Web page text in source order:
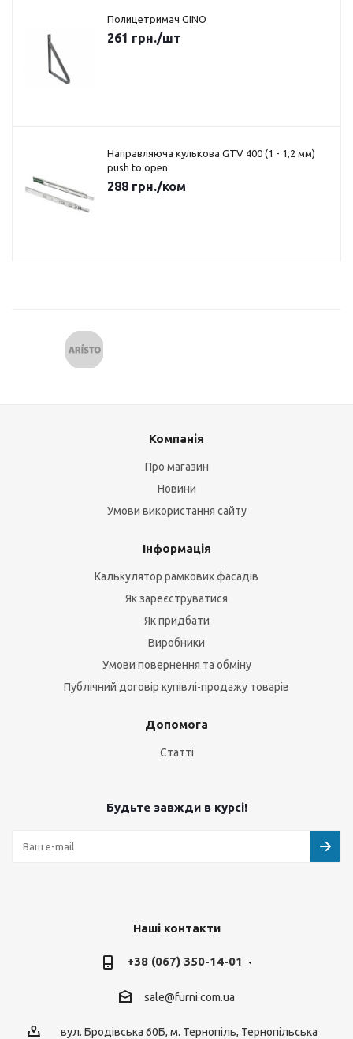
Полицетримач GINO
261 грн./шт
Направляюча кулькова GTV 400 (1 - 1,2 мм)
push to open
288 грн./ком
Компанія
Про магазин
Новини
Умови використання сайту
Інформація
Калькулятор рамкових фасадів
Як зареєструватися
Як придбати
Виробники
Умови повернення та обміну
Публічний договір купівлі-продажу товарів
Допомога
Статті
Будьте завжди в курсі!
Наші контакти
+38 (067) 350-14-01
sale@furni.com.ua
вул. Бродівська 60Б, м. Тернопіль, Тернопільська